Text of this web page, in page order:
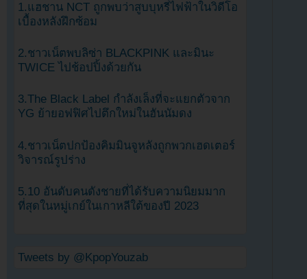
1.แฮชาน NCT ถูกพบว่าสูบบุหรี่ไฟฟ้าในวิดีโอ
เบื้องหลังฝึกซ้อม
2.ชาวเน็ตพบลิซ่า BLACKPINK และมินะ
TWICE ไปช้อปปิ้งด้วยกัน
3.The Black Label กำลังเล็งที่จะแยกตัวจาก
YG ย้ายอฟฟิศไปตึกใหม่ในฮันนัมดง
4.ชาวเน็ตปกป้องคิมมินจูหลังถูกพวกเฮดเตอร์
วิจารณ์รูปร่าง
5.10 อันดับคนดังชายที่ได้รับความนิยมมาก
ที่สุดในหมู่เกย์ในเกาหลีใต้ของปี 2023
Tweets by @KpopYouzab